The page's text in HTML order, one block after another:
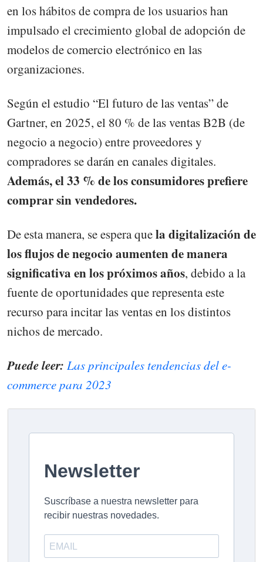
en los hábitos de compra de los usuarios han
impulsado el crecimiento global de adopción de
modelos de comercio electrónico en las
organizaciones.
Según el estudio “El futuro de las ventas” de
Gartner, en 2025, el 80 % de las ventas B2B (de
negocio a negocio) entre proveedores y
compradores se darán en canales digitales.
Además, el 33 % de los consumidores prefiere
comprar sin vendedores.
De esta manera, se espera quela digitalización de
los flujos de negocio aumenten de manera
significativa en los próximos años, debido a la
fuente de oportunidades que representa este
recurso para incitar las ventas en los distintos
nichos de mercado.
Puede leer: Las principales tendencias del e-
commerce para 2023